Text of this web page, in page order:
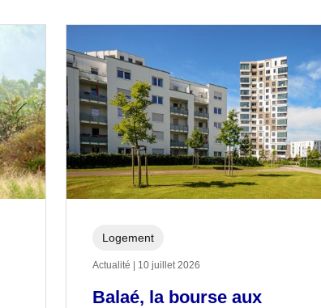
Balaé, la bourse aux
Logement
Actualité | 10 juillet 2026